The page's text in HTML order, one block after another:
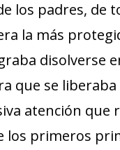
los padres, de
la más
disolverse
que se
atención que
los primeros